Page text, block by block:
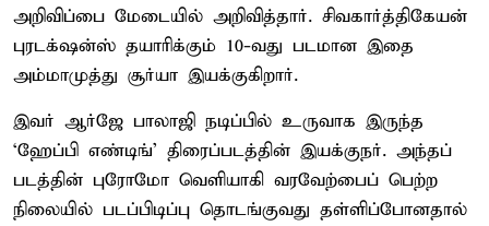
அறிவிப்பை மேடையில் அறிவித்தார். சிவகார்த்திகேயன்
புரடக்‌ஷன்ஸ் தயாரிக்கும் 10-வது படமான இதை
அம்மாமுத்து சூர்யா இயக்குகிறார்.
இவர் ஆர்ஜே பாலாஜி நடிப்பில் உருவாக இருந்த
‘ஹேப்பி எண்டிங்’ திரைப்படத்தின் இயக்குநர். அந்தப்
படத்தின் புரோமோ வெளியாகி வரவேற்பைப் பெற்ற
நிலையில் படப்பிடிப்பு தொடங்குவது தள்ளிப்போனதால்